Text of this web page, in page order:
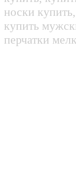
носки
купить
перчатки